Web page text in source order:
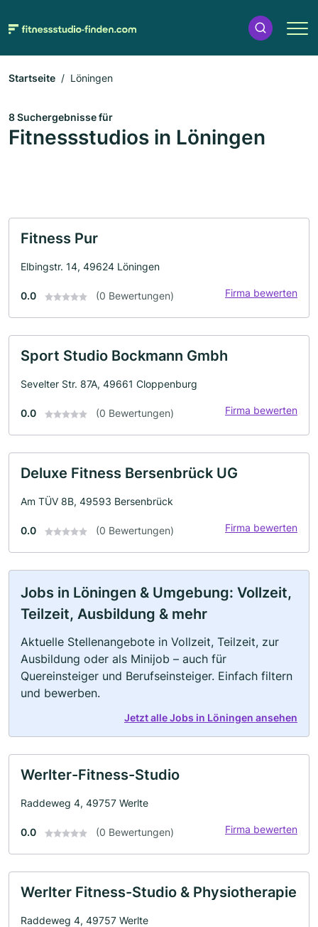
Startseite Löningen
8 Suchergebnisse für
Fitnessstudios in Löningen
Fitness Pur
Elbingstr. 14, 49624 Löningen
0.0 (0 Bewertungen) Firma bewerten
Sport Studio Bockmann Gmbh
Sevelter Str. 87A, 49661 Cloppenburg
0.0 (0 Bewertungen) Firma bewerten
Deluxe Fitness Bersenbrück UG
Am TÜV 8B, 49593 Bersenbrück
0.0 (0 Bewertungen) Firma bewerten
Jobs in Löningen & Umgebung: Vollzeit,
Teilzeit, Ausbildung & mehr
Aktuelle Stellenangebote in Vollzeit, Teilzeit, zur
Ausbildung oder als Minijob – auch für
Quereinsteiger und Berufseinsteiger. Einfach filtern
und bewerben.
Jetzt alle Jobs in Löningen ansehen
Werlter-Fitness-Studio
Raddeweg 4, 49757 Werlte
0.0 (0 Bewertungen) Firma bewerten
Werlter Fitness-Studio & Physiotherapie
Raddeweg 4, 49757 Werlte